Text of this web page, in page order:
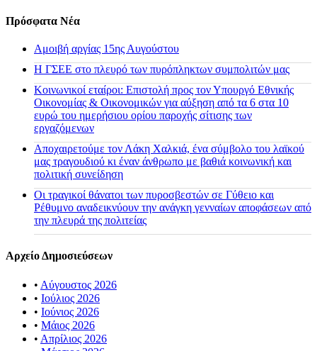
Πρόσφατα Νέα
Αμοιβή αργίας 15ης Αυγούστου
H ΓΣΕΕ στο πλευρό των πυρόπληκτων συμπολιτών μας
Κοινωνικοί εταίροι: Επιστολή προς τον Υπουργό Εθνικής
Οικονομίας & Οικονομικών για αύξηση από τα 6 στα 10
ευρώ του ημερήσιου ορίου παροχής σίτισης των
εργαζόμενων
Αποχαιρετούμε τον Λάκη Χαλκιά, ένα σύμβολο του λαϊκού
μας τραγουδιού κι έναν άνθρωπο με βαθιά κοινωνική και
πολιτική συνείδηση
Οι τραγικοί θάνατοι των πυροσβεστών σε Γύθειο και
Ρέθυμνο αναδεικνύουν την ανάγκη γενναίων αποφάσεων από
την πλευρά της πολιτείας
Αρχείο Δημοσιεύσεων
• Αύγουστος 2026
• Ιούλιος 2026
• Ιούνιος 2026
• Μάιος 2026
• Απρίλιος 2026